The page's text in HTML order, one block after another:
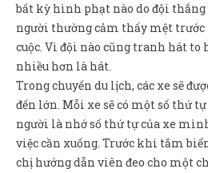
bất kỳ hình phạt nào do đội
người thường cảm thấy mệt
cuộc. Vì đội nào cũng tranh hát
nhiều hơn là hát.
Trong chuyến du lịch, các xe sẽ
đến lớn. Mỗi xe sẽ có một số thứ
người là nhớ số thứ tự của xe
việc cần xuống. Trước khi tắm
chị hướng dẫn viên đeo cho một